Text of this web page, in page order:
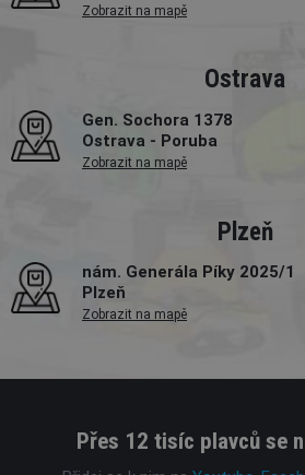
Zobrazit na mapě
Ostrava
Gen. Sochora 1378
Ostrava - Poruba
Zobrazit na mapě
Plzeň
nám. Generála Píky 2025/1
Plzeň
Zobrazit na mapě
Přes 12 tisíc plavců se